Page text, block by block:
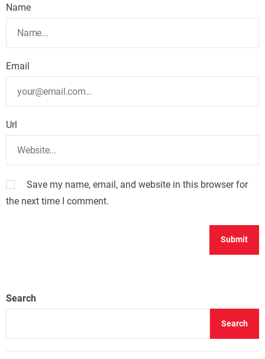
Name
Email
Url
Save my name, email, and website in this browser for
the next time I comment.
Search
Search